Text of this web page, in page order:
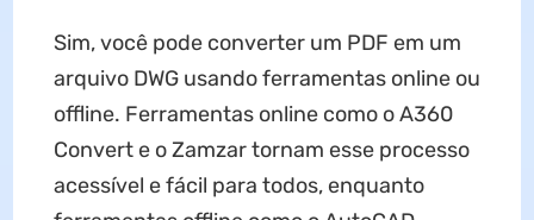
Sim, você pode converter um PDF em um
arquivo DWG usando ferramentas online ou
offline. Ferramentas online como o A360
Convert e o Zamzar tornam esse processo
acessível e fácil para todos, enquanto